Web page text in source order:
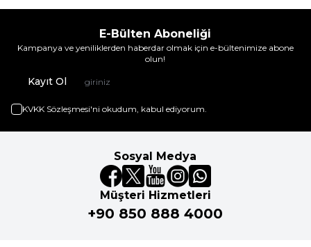
E-Bülten Aboneliği
Kampanya ve yeniliklerden haberdar olmak için e-bültenimize abone
olun!
Kayıt Ol
KVKK Sözleşmesi'ni okudum, kabul ediyorum.
Sosyal Medya
Müşteri Hizmetleri
+90 850 888 4000